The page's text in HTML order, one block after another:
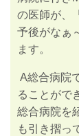
の医師が、
予後がなぁ
ます。
A総合病院
ることがで
総合病院を
も引き摺っ